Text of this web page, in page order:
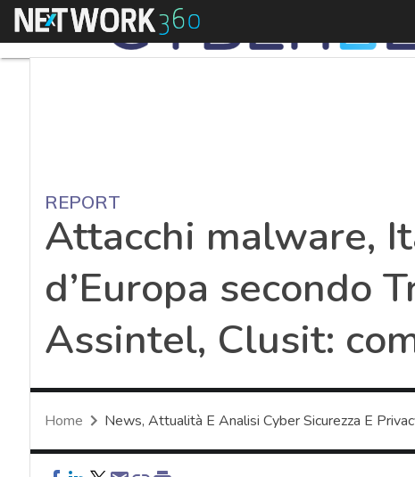
Menu
REPORT
Attacchi malware,
d’Europa secondo
Assintel, Clusit:
Home News, Attualità E Analisi Cyber Sicurezza E